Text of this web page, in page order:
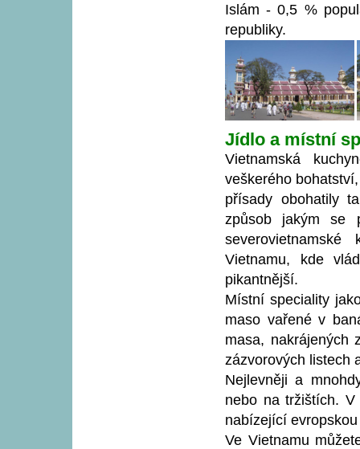
Islám - 0,5 %
republiky.
Jídlo a místní
Vietnamská
veškerého
přísady obohatily
způsob jakým se
Vietnamu, kde
pikantnější.
Místní speciality
maso vařené v
masa, nakrájených
zázvorových listech
Nejlevněji a
nebo na tržištích. V
nabízející
Ve Vietnamu